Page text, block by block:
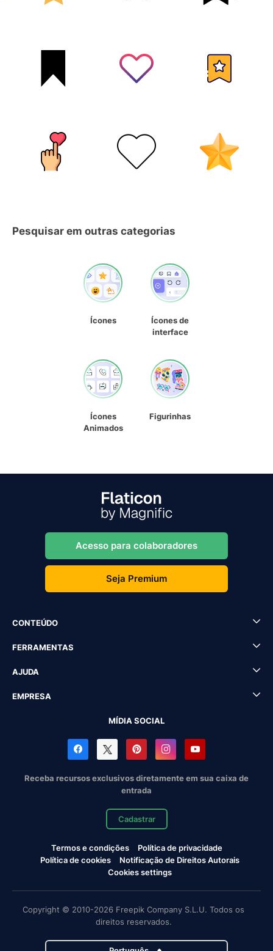
Pesquisar em outras categorias
Ícones
Ícones de
interface
Ícones
Animados
Figurinhas
Acesso para colaboradores
Seja Premium
CONTEÚDO
FERRAMENTAS
AJUDA
EMPRESA
MÍDIA SOCIAL
Receba recursos exclusivos diretamente em sua caixa de
entrada
Cadastrar
Termos e condições
Política de privacidade
Política de cookies
Notificação de Direitos Autorais
Cookies settings
Copyright © 2010-2026 Freepik Company S.L.U. Todos os
direitos reservados.